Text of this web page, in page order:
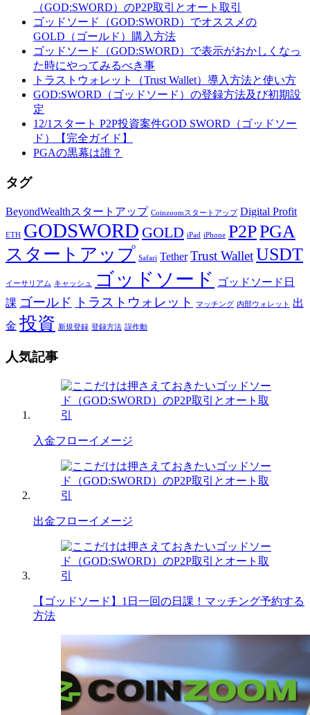
（GOD:SWORD）のP2P取引とオート取引
ゴッドソード（GOD:SWORD）でオススメの
GOLD（ゴールド）購入方法
ゴッドソード（GOD:SWORD）で表示がおかしくなっ
た時にやってみるべき事
トラストウォレット（Trust Wallet）導入方法と使い方
GOD:SWORD（ゴッドソード）の登録方法及び初期設
定
12/1スタート P2P投資案件GOD SWORD（ゴッドソー
ド）【完全ガイド】
PGAの黒幕は誰？
タグ
BeyondWealthスタートアップ Coinzoomスタートアップ Digital Profit
ETH GODSWORD GOLD iPad iPhone P2PPGA
スタートアップ Safari Tether Trust WalletUSDT
イーサリアム キャッシュ ゴッドソード ゴッドソード日
課 ゴールド トラストウォレット マッチング 内部ウォレット
出
金 投資 新規登録 登録方法 誤作動
人気記事
入金フローイメージ
出金フローイメージ
【ゴッドソード】1日一回の日課！マッチング予約する
方法